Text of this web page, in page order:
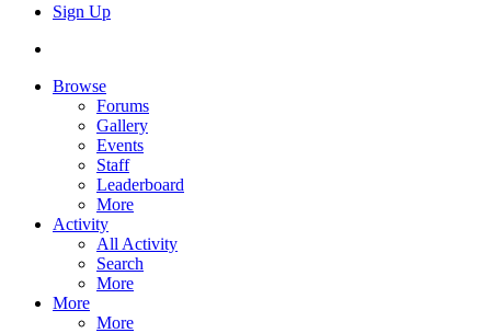
Sign Up
Browse
Forums
Gallery
Events
Staff
Leaderboard
More
Activity
All Activity
Search
More
More
More